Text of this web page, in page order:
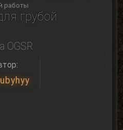
работы
грубой
OGSR